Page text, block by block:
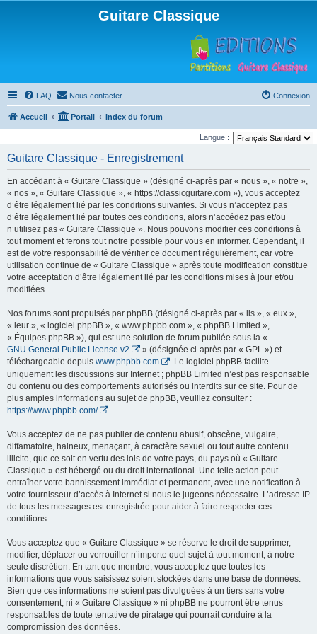
Guitare Classique
FAQ Nous contacter Connexion
Accueil Portail Index du forum
Langue :
Guitare Classique - Enregistrement
En accédant à « Guitare Classique » (désigné ci-après par « nous », « notre »,
« nos », « Guitare Classique », « https://classicguitare.com »), vous acceptez
d’être légalement lié par les conditions suivantes. Si vous n’acceptez pas
d’être légalement lié par toutes ces conditions, alors n’accédez pas et/ou
n’utilisez pas « Guitare Classique ». Nous pouvons modifier ces conditions à
tout moment et ferons tout notre possible pour vous en informer. Cependant, il
est de votre responsabilité de vérifier ce document régulièrement, car votre
utilisation continue de « Guitare Classique » après toute modification constitue
votre acceptation d’être légalement lié par les conditions mises à jour et/ou
modifiées.
Nos forums sont propulsés par phpBB (désigné ci-après par « ils », « eux »,
« leur », « logiciel phpBB », « www.phpbb.com », « phpBB Limited »,
« Équipes phpBB »), qui est une solution de forum publiée sous la «
GNU General Public License v2
» (désignée ci-après par « GPL ») et
téléchargeable depuis www.phpbb.com
. Le logiciel phpBB facilite
uniquement les discussions sur Internet ; phpBB Limited n’est pas responsable
du contenu ou des comportements autorisés ou interdits sur ce site. Pour de
plus amples informations au sujet de phpBB, veuillez consulter :
https://www.phpbb.com/
Vous acceptez de ne pas publier de contenu abusif, obscène, vulgaire,
diffamatoire, haineux, menaçant, à caractère sexuel ou tout autre contenu
illicite, que ce soit en vertu des lois de votre pays, du pays où « Guitare
Classique » est hébergé ou du droit international. Une telle action peut
entraîner votre bannissement immédiat et permanent, avec une notification à
votre fournisseur d’accès à Internet si nous le jugeons nécessaire. L’adresse IP
de tous les messages est enregistrée pour aider à faire respecter ces
conditions.
Vous acceptez que « Guitare Classique » se réserve le droit de supprimer,
modifier, déplacer ou verrouiller n’importe quel sujet à tout moment, à notre
seule discrétion. En tant que membre, vous acceptez que toutes les
informations que vous saisissez soient stockées dans une base de données.
Bien que ces informations ne soient pas divulguées à un tiers sans votre
consentement, ni « Guitare Classique » ni phpBB ne pourront être tenus
responsables de toute tentative de piratage qui pourrait conduire à la
compromission des données.